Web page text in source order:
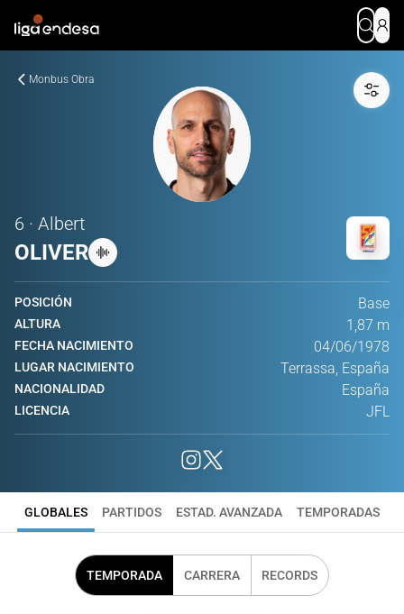
Monbus Obra
6 · Albert
OLIVER
POSICIÓN Base
ALTURA 1,87 m
FECHA NACIMIENTO 04/06/1978
LUGAR NACIMIENTO Terrassa, España
NACIONALIDAD España
LICENCIA JFL
GLOBALES PARTIDOS ESTAD. AVANZADA TEMPORADAS
TEMPORADA CARRERA RECORDS